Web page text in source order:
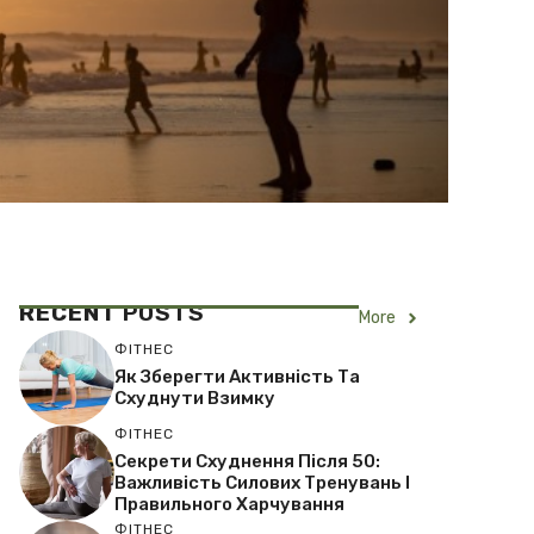
RECENTPOSTS More
ФІТНЕС
Як Зберегти Активність Та
Схуднути Взимку
ФІТНЕС
Секрети Схуднення Після 50:
Важливість Силових Тренувань І
Правильного Харчування
ФІТНЕС